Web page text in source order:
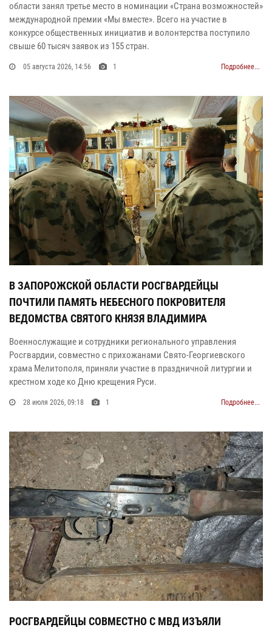
области занял третье место в номинации «Страна возможностей»
международной премии «Мы вместе». Всего на участие в
конкурсе общественных инициатив и волонтерства поступило
свыше 60 тысяч заявок из 155 стран.
05 августа 2026, 14:56 1 Подробнее...
В ЗАПОРОЖСКОЙ ОБЛАСТИ РОСГВАРДЕЙЦЫ
ПОЧТИЛИ ПАМЯТЬ НЕБЕСНОГО ПОКРОВИТЕЛЯ
ВЕДОМСТВА СВЯТОГО КНЯЗЯ ВЛАДИМИРА
Военнослужащие и сотрудники регионального управления
Росгвардии, совместно с прихожанами Свято-Георгиевского
храма Мелитополя, приняли участие в праздничной литургии и
крестном ходе ко Дню крещения Руси.
28 июля 2026, 09:18 1 Подробнее...
РОСГВАРДЕЙЦЫ СОВМЕСТНО С МВД ИЗЪЯЛИ